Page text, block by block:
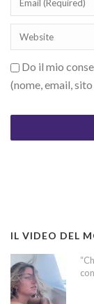
Do il mio
(nome, email,
IL VIDEO DEL